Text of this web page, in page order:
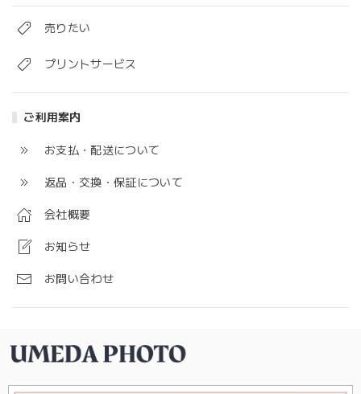
売りたい
プリントサービス
ご利用案内
お支払・配送について
返品・交換・保証について
会社概要
お知らせ
お問い合わせ